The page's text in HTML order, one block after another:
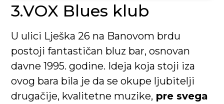
3.VOX Blues klub
U ulici Lješka 26 na Banovom brdu
postoji fantastičan bluz bar, osnovan
davne 1995. godine. Ideja koja stoji iza
ovog bara bila je da se okupe ljubitelji
drugačije, kvalitetne muzike, pre svega